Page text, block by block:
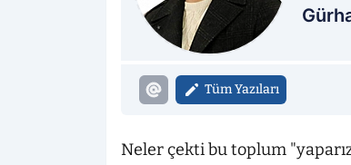
Tüm Yazıları
Neler çekti bu toplum